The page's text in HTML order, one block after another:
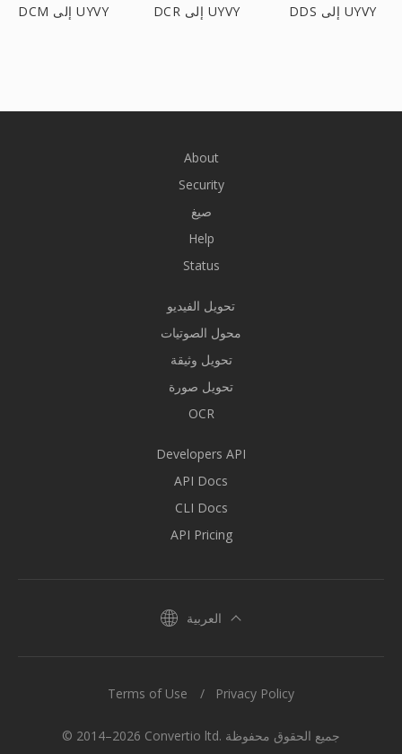
DCM إلى UYVY DCR إلى UYVY DDS إلى UYVY
About
Security
صيغ
Help
Status
تحويل الفيديو
محول الصوتيات
تحويل وثيقة
تحويل صورة
OCR
Developers API
API Docs
CLI Docs
API Pricing
العربية
© 2014–2026 Convertio ltd. جميع الحقوق محفوظة
Terms of Use Privacy Policy